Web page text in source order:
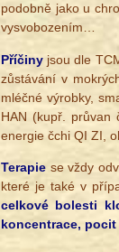
podobně jako u
vysvobozením…
Příčiny jsou dle
zůstávání v
mléčné výrobky,
HAN (kupř. průvan
energie čchi QI ZI,
Terapie se vždy
které je také v
celkové bolesti
koncentrace,